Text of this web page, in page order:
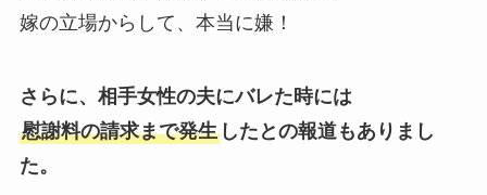
嫁の立場からして、本当に嫌！
さらに、相手女性の夫にバレた時には
慰謝料の請求まで発生したとの報道もありまし
た。